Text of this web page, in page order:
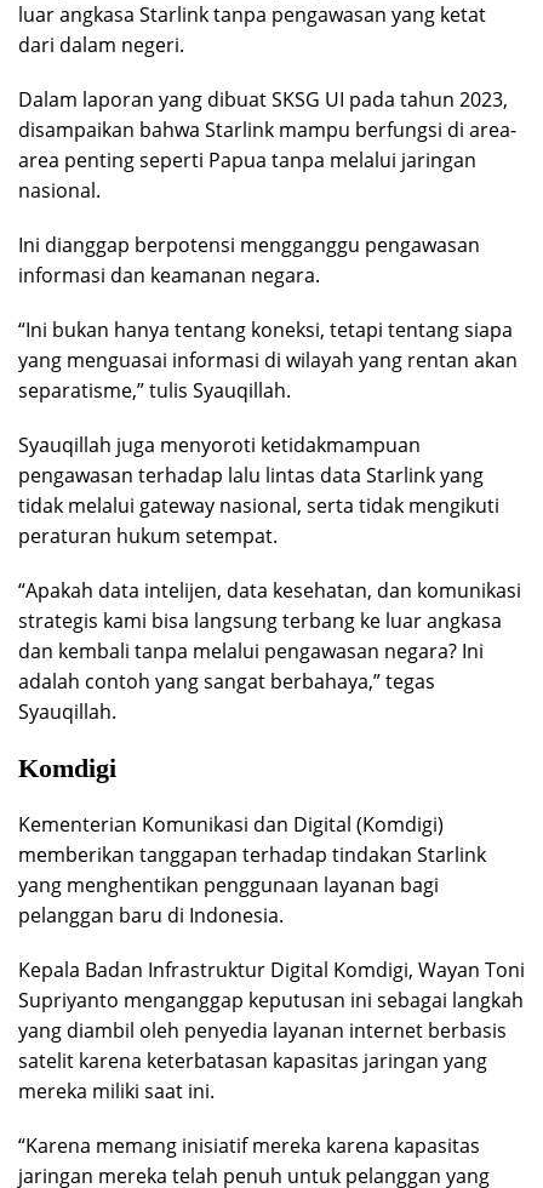
luar angkasa Starlink tanpa pengawasan yang ketat
dari dalam negeri.
Dalam laporan yang dibuat SKSG UI pada tahun 2023,
disampaikan bahwa Starlink mampu berfungsi di area-
area penting seperti Papua tanpa melalui jaringan
nasional.
Ini dianggap berpotensi mengganggu pengawasan
informasi dan keamanan negara.
“Ini bukan hanya tentang koneksi, tetapi tentang siapa
yang menguasai informasi di wilayah yang rentan akan
separatisme,” tulis Syauqillah.
Syauqillah juga menyoroti ketidakmampuan
pengawasan terhadap lalu lintas data Starlink yang
tidak melalui gateway nasional, serta tidak mengikuti
peraturan hukum setempat.
“Apakah data intelijen, data kesehatan, dan komunikasi
strategis kami bisa langsung terbang ke luar angkasa
dan kembali tanpa melalui pengawasan negara? Ini
adalah contoh yang sangat berbahaya,” tegas
Syauqillah.
Komdigi
Kementerian Komunikasi dan Digital (Komdigi)
memberikan tanggapan terhadap tindakan Starlink
yang menghentikan penggunaan layanan bagi
pelanggan baru di Indonesia.
Kepala Badan Infrastruktur Digital Komdigi, Wayan Toni
Supriyanto menganggap keputusan ini sebagai langkah
yang diambil oleh penyedia layanan internet berbasis
satelit karena keterbatasan kapasitas jaringan yang
mereka miliki saat ini.
“Karena memang inisiatif mereka karena kapasitas
jaringan mereka telah penuh untuk pelanggan yang